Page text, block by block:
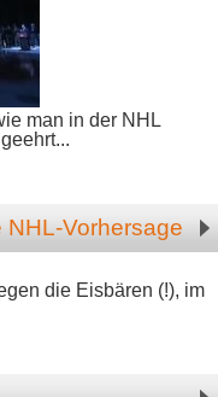
man in der NHL
Vorhersage
die Eisbären (!), im